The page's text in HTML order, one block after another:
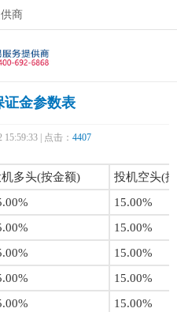
商
证金参数表
| 点击： 4407
多头(按金额)
投机空头(
15.00%
15.00%
15.00%
15.00%
15.00%